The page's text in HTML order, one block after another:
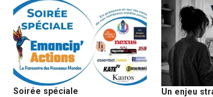
Soirée spéciale
Un enjeu